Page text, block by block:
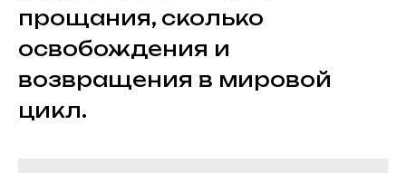
прощания, сколько
освобождения и
возвращения в мировой
цикл.